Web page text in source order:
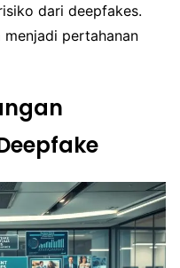
dari deepfakes.
menjadi pertahanan